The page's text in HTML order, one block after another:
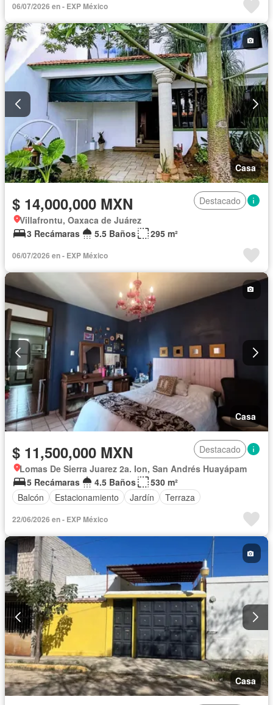
06/07/2026 en - EXP México
Casa
$ 14,000,000 MXN
Destacado
Villafrontu, Oaxaca de Juárez
3 Recámaras
5.5 Baños 295 m²
06/07/2026 en - EXP México
Casa
$ 11,500,000 MXN
Destacado
Lomas De Sierra Juarez 2a. Ion, San Andrés Huayápam
5 Recámaras
4.5 Baños
530 m²
Balcón
Estacionamiento Jardín Terraza
22/06/2026 en - EXP México
Casa